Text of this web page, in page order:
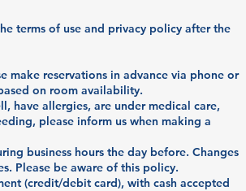
terms of use and privacy policy after the
make reservations in advance via phone or
on room availability.
have allergies, are under medical care,
please inform us when making a
business hours the day before. Changes
Please be aware of this policy.
(credit/debit card), with cash accepted